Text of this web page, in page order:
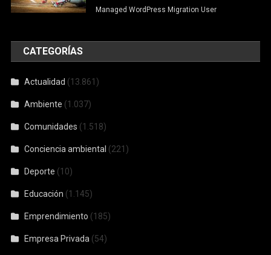
Managed WordPress Migration User
CATEGORÍAS
Actualidad (13.861)
Ambiente (1.037)
Comunidades (1.518)
Conciencia ambiental (221)
Deporte (10)
Educación (1.145)
Emprendimiento (185)
Empresa Privada (54)